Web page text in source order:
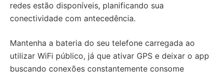
redes estão disponíveis, planificando sua
conectividade com antecedência.
Mantenha a bateria do seu telefone carregada ao
utilizar WiFi público, já que ativar GPS e deixar o app
buscando conexões constantemente consome